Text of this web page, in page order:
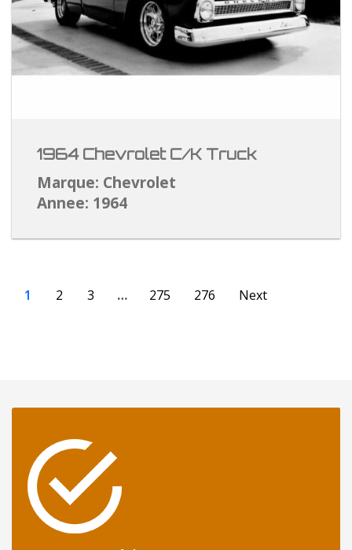
1964 Chevrolet C/K Truck
Marque: Chevrolet
Annee: 1964
1 2 3 … 275 276 Next